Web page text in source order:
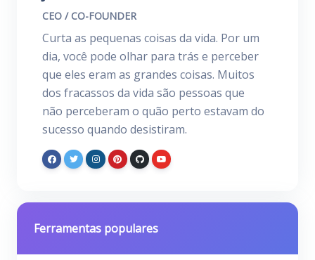
CEO / CO-FOUNDER
Curta as pequenas coisas da vida. Por um
dia, você pode olhar para trás e perceber
que eles eram as grandes coisas. Muitos
dos fracassos da vida são pessoas que
não perceberam o quão perto estavam do
sucesso quando desistiram.
Ferramentas populares